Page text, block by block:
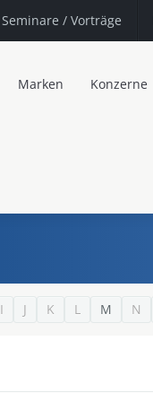
Seminare / Vorträge
Marken Konzerne
I J K L M N